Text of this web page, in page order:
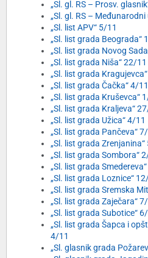
„Sl. gl. RS – Prosv.
„Sl. gl. RS –
„Sl. list APV“ 5/11
„Sl. list grada Beograda“
„Sl. list grada Novog
„Sl. list grada Niša“ 22/11
„Sl. list grada
„Sl. list grada Čačka“ 4/11
„Sl. list grada Kruševca“
„Sl. list grada Kraljeva“
„Sl. list grada Užica“ 4/11
„Sl. list grada Pančeva“
„Sl. list grada Zrenjanina“
„Sl. list grada Sombora“
„Sl. list grada
„Sl. list grada Loznice“
„Sl. list grada Sremska
„Sl. list grada Zaječara“
„Sl. list grada Subotice“
„Sl. list grada Šapca i
4/11
„Sl. glasnik grada